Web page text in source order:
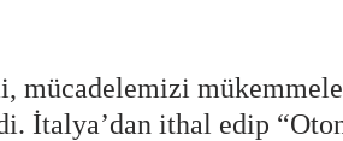
mücadelemizi
İtalya’dan ithal edip